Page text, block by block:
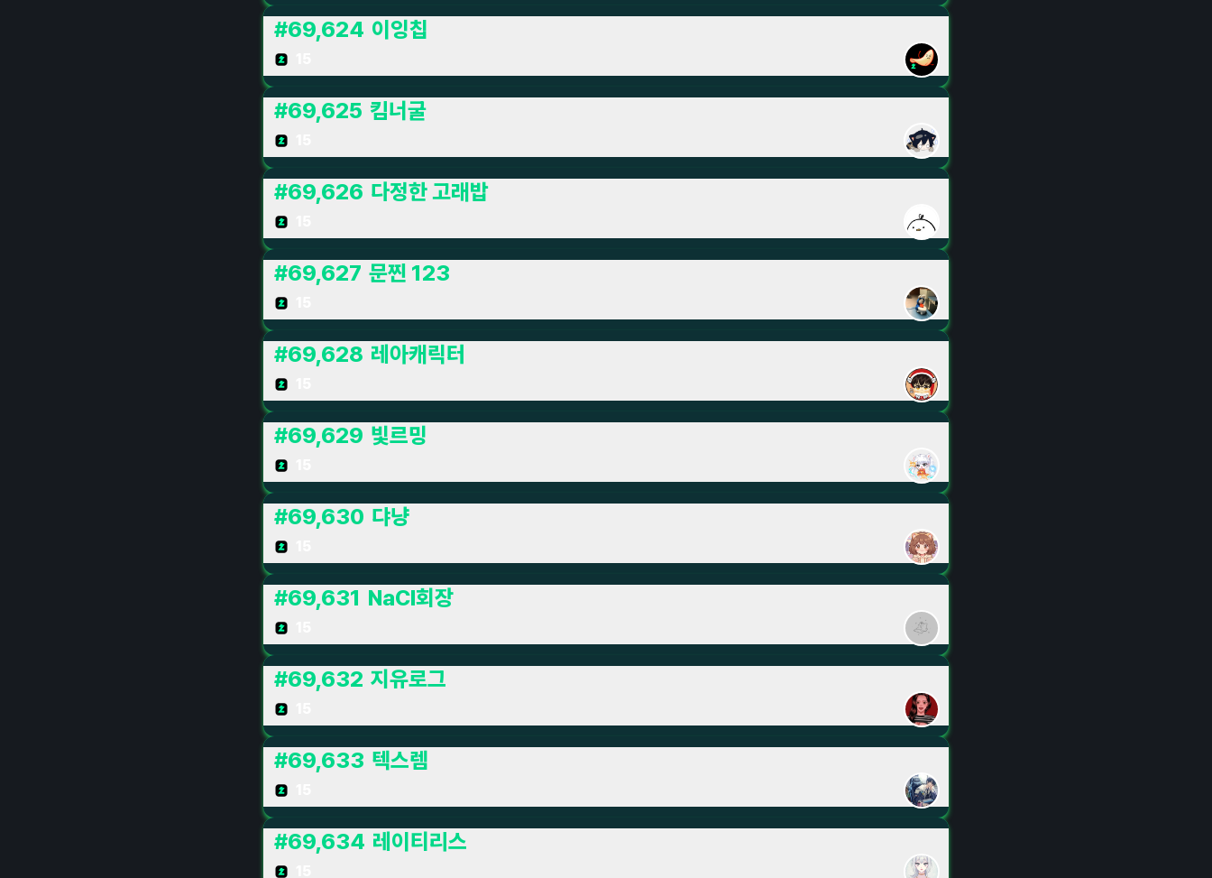
#69,624 이잉칩
#69,625 킴너굴
#69,626 다정한 고래밥
#69,627 문찐 123
#69,628 레아캐릭터
#69,629 빛르밍
#69,630 댜냥
#69,631 NaCl회장
#69,632 지유로그
#69,633 텍스렘
#69,634 레이티리스